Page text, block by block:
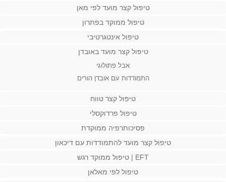
טיפול קצר מועד לפי מאן
טיפול ממוקד בפתרון
טיפול אינטגרטיבי
טיפול קצר מועד באובדן
אבל פתולוגי
התמודדות עם אובדן הורים
טיפול קצר טווח
טיפול פרדוקסלי
פסיכותרפיה ממוקדת
טיפול קצר מועד להתמודדות עם דיכאון
EFT | טיפול ממוקד רגש
טיפול לפי מאלאן